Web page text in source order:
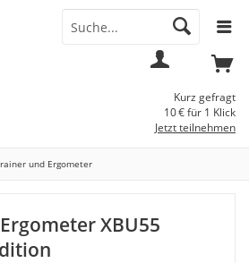
Kurz gefragt
10 € für 1 Klick
Jetzt teilnehmen
und Ergometer
XBU55